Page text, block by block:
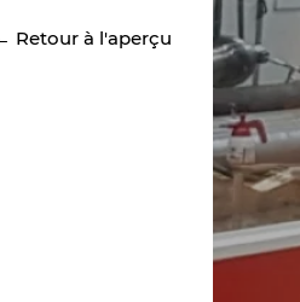
Retour à l'aperçu